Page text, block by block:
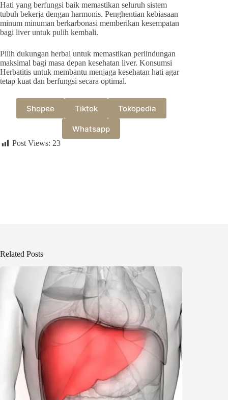
Hati yang berfungsi baik memastikan seluruh sistem
tubuh bekerja dengan harmonis. Penghentian kebiasaan
minum minuman berkarbonasi memberikan kesempatan
bagi liver untuk pulih kembali.
Pilih dukungan herbal untuk memastikan perlindungan
maksimal bagi masa depan kesehatan liver. Konsumsi
Herbatitis untuk membantu menjaga kesehatan hati agar
tetap kuat dan berfungsi secara optimal.
Shopee Tiktok Tokopedia
Whatsapp
Post Views: 23
Related Posts